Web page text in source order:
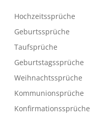
Hochzeitssprüche
Geburtssprüche
Taufsprüche
Geburtstagssprüche
Weihnachtssprüche
Kommunionsprüche
Konfirmationssprüche